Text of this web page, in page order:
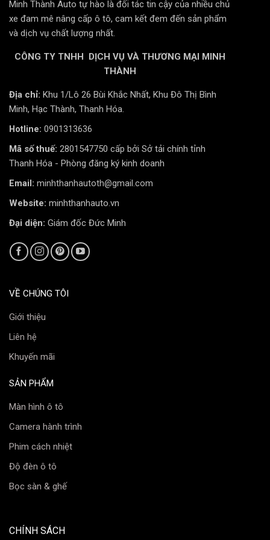
🔁 Ghi Hình Vòng Lặp Thông Minh
Camera sẽ tự động xóa các video cũ nhất khi đầy
dung lượng, đảm bảo không gián đoạn quá trình ghi
📲 Kết Nối App 70mai Tiện Lợi
Thông qua Wi-Fi, bạn có thể dễ dàng
xem lại video, tải video về điện thoại và tùy chỉnh
3. Ưu Điểm Của 70mai M310
✅Giá cả hợp lý
cực kỳ cạnh tranh cho một thiết bị ghi hình 2K chất
thủ cùng tầm giá.
Minh Thành Auto tự hào là đối tác tin cậy của nhiều chủ
xe đam mê nâng cấp ô tô, cam kết đem đến sản phẩm
và dịch vụ chất lượng nhất.
CÔNG TY TNHH DỊCH VỤ VÀ THƯƠNG MẠI MINH
THÀNH
Địa chỉ: Khu 1/Lô 26 Bùi Khắc Nhất, Khu Đô Thị Bình
Minh, Hạc Thành, Thanh Hóa.
Hotline: 0901313636
Mã số thuế: 2801547750 cấp bởi Sở tải chính tỉnh
Thanh Hóa - Phòng đăng ký kinh doanh
Email: minhthanhautoth@gmail.com
Website: minhthanhauto.vn
Đại diện: Giám đốc Đức Minh
VỀ CHÚNG TÔI
Giới thiệu
Liên hệ
Khuyến mãi
SẢN PHẨM
Màn hình ô tô
Camera hành trình
Phim cách nhiệt
Độ đèn ô tô
Bọc sàn & ghế
CHÍNH SÁCH